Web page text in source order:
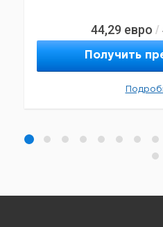
44,29 евро /
Получить